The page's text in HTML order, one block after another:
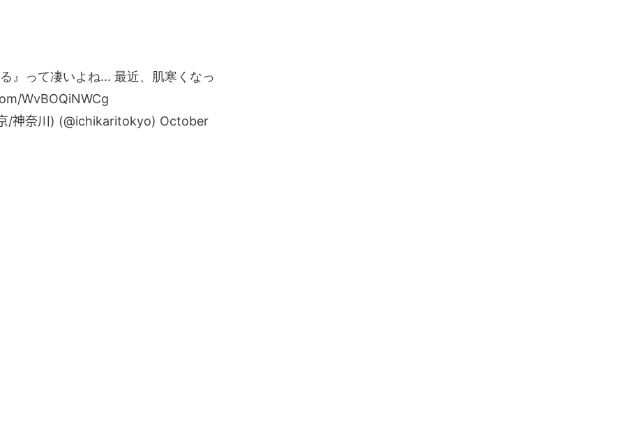
』って凄いよね... 最近、肌寒くなっ
WvBOQiNWCg
/神奈川) (@ichikaritokyo) October